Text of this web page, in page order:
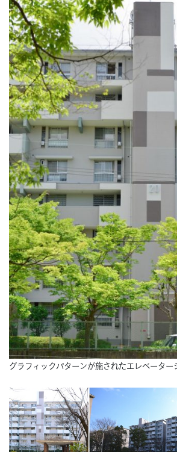
グラフィックパターンが施されたエレベーター